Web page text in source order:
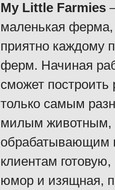
My Little Farmies
маленькая ферма,
приятно каждому
ферм. Начиная
сможет
только самым
милым животным,
обрабатывающим
клиентам
юмор и изящная,